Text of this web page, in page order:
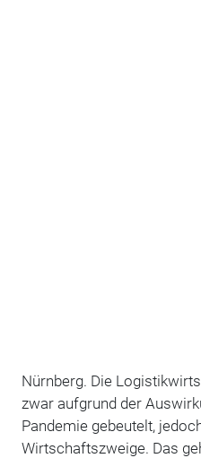
Nürnberg. Die
zwar aufgrund der
Pandemie gebeutelt,
Wirtschaftszweige. Das